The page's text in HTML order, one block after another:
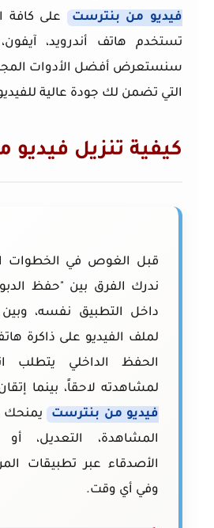
فيديو من بنترست
على كافة
تستخدم هاتف أندرويد،
سنستعرض أفضل الأدوات
التي تضمن لك جودة عالية
كيفية تنزيل
قبل الغوص في الخطوات
داخل التطبيق نفسه، وبين
لملف الفيديو على ذاكرة
الحفظ الداخلي يتطلب
لمشاهدته لاحقاً، بينما
فيديو من بنترست
يمنحك
المشاهدة، التعديل،
الأصدقاء عبر تطبيقات
وفي أي وقت.